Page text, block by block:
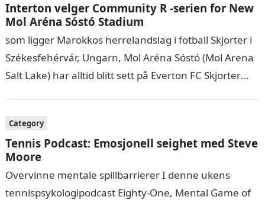
Interton velger Community R -serien for New
Mol Aréna Sóstó Stadium
som ligger Marokkos herrelandslag i fotball Skjorter i
Székesfehérvár, Ungarn, Mol Aréna Sóstó (Mol Arena
Salt Lake) har alltid blitt sett på Everton FC Skjorter
Category
Tennis Podcast: Emosjonell seighet med Steve
Moore
Overvinne mentale spillbarrierer I denne ukens
tennispsykologipodcast Eighty-One, Mental Game of